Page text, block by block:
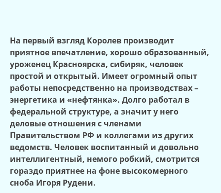
На первый взгляд Королев производит
приятное впечатление, хорошо образованный,
уроженец Красноярска, сибиряк, человек
простой и открытый. Имеет огромный опыт
работы непосредственно на производствах –
энергетика и «нефтянка». Долго работал в
федеральной структуре, а значит у него
деловые отношения с членами
Правительством РФ и коллегами из других
ведомств. Человек воспитанный и довольно
интеллигентный, немого робкий, смотрится
гораздо приятнее на фоне высокомерного
сноба Игоря Рудени.